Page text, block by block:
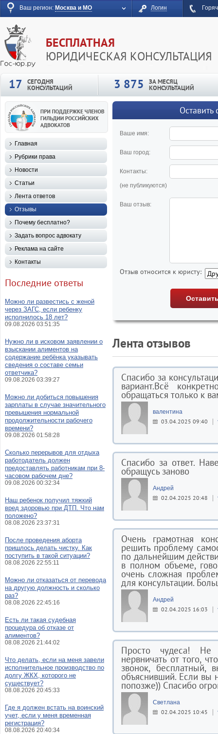
Ваш регион: Москва и МО Логин
БЕСПЛАТНАЯ
ЮРИДИЧЕСКАЯ КОНСУЛЬТАЦИЯ
17
СЕГОДНЯ
КОНСУЛЬТАЦИЙ 3 875 ЗА МЕСЯЦ
КОНСУЛЬТАЦИЙ
Ваше имя:
Ваш город:
Контакты:
(не публикуются)
Ваш отзыв:
Отзыв относится к юристу:
Лента отзывов
Спасибо за
вариант.Всё
обращаться только к
валентина
03.04.2025 09:40
Спасибо за ответ.
обращусь заново
Андрей
02.04.2025 20:48
Очень грамотная
решить проблему
по дальнейшим
в полном объеме,
очень сложная
для консультации.
Андрей
02.04.2025 16:03
Просто чудеса! Не
нервничать от того,
звонок, бесплатный,
объяснивший. Если вы
попозже)) Спасибо
Светлана
02.04.2025 10:45
Главная
Рубрики права
Новости
Статьи
Лента ответов
Отзывы
Почему бесплатно?
Задать вопрос адвокату
Реклама на сайте
Контакты
Последние ответы
Можно ли развестись с женой
через ЗАГС, если ребенку
исполнилось 18 лет?
09.08.2026 03:51:35
Нужно ли в исковом заявлении о
взыскании алиментов на
содержание ребёнка указывать
сведения о составе семьи
ответчика?
09.08.2026 03:39:27
Можно ли добиться повышения
зарплаты в случае значительного
превышения нормальной
продолжительности рабочего
времени?
09.08.2026 01:58:28
Сколько перерывов для отдыха
работодатель должен
предоставлять работникам при 8-
часовом рабочем дне?
09.08.2026 00:32:34
Наш ребенок получил тяжкий
вред здоровью при ДТП. Что нам
положено?
08.08.2026 23:37:31
После проведения аборта
пришлось делать чистку. Как
поступить в такой ситуации?
08.08.2026 22:55:11
Можно ли отказаться от перевода
на другую должность и сколько
раз?
08.08.2026 22:45:16
Есть ли такая судебная
процедура об отказе от
алиментов?
08.08.2026 21:44:02
Что делать, если на меня завели
исполнительное производство по
долгу ЖКХ, которого не
существует?
08.08.2026 20:45:33
Где я должен встать на воинский
учет, если у меня временная
регистрация?
08.08.2026 20:40:34